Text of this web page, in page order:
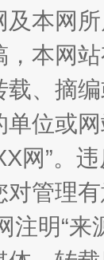
科技园优化重塑工作
及本网
，本网
载、摘
单位或
网”。
对管理
注明“